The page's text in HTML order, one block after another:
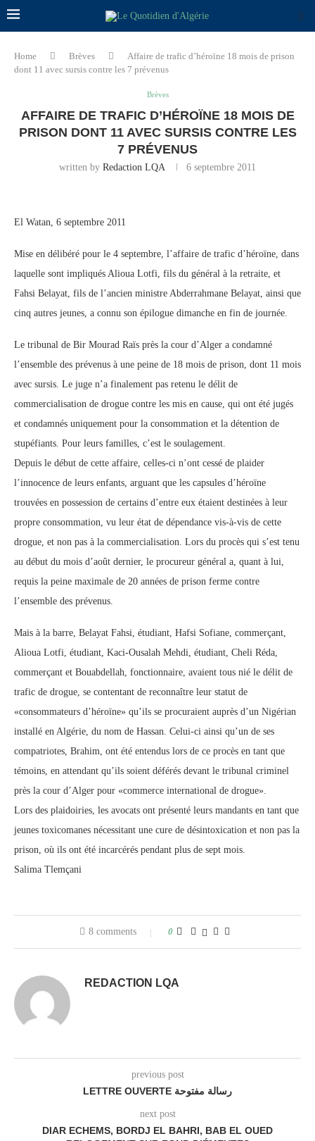
Home Brèves
Affaire de trafic d’héroïne 18 mois de prison
dont 11 avec sursis contre les 7 prévenus
Brèves
AFFAIRE DE TRAFIC D’HÉROÏNE 18 MOIS DE
PRISON DONT 11 AVEC SURSIS CONTRE LES
7 PRÉVENUS
written by Redaction LQA 6 septembre 2011
El Watan, 6 septembre 2011
Mise en délibéré pour le 4 septembre, l’affaire de trafic d’héroïne, dans
laquelle sont impliqués Alioua Lotfi, fils du général à la retraite, et
Fahsi Belayat, fils de l’ancien ministre Abderrahmane Belayat, ainsi que
cinq autres jeunes, a connu son épilogue dimanche en fin de journée.
Le tribunal de Bir Mourad Raïs près la cour d’Alger a condamné
l’ensemble des prévenus à une peine de 18 mois de prison, dont 11 mois
avec sursis. Le juge n’a finalement pas retenu le délit de
commercialisation de drogue contre les mis en cause, qui ont été jugés
et condamnés uniquement pour la consommation et la détention de
stupéfiants. Pour leurs familles, c’est le soulagement.
Depuis le début de cette affaire, celles-ci n’ont cessé de plaider
l’innocence de leurs enfants, arguant que les capsules d’héroïne
trouvées en possession de certains d’entre eux étaient destinées à leur
propre consommation, vu leur état de dépendance vis-à-vis de cette
drogue, et non pas à la commercialisation. Lors du procès qui s’est tenu
au début du mois d’août dernier, le procureur général a, quant à lui,
requis la peine maximale de 20 années de prison ferme contre
l’ensemble des prévenus.
Mais à la barre, Belayat Fahsi, étudiant, Hafsi Sofiane, commerçant,
Alioua Lotfi, étudiant, Kaci-Ousalah Mehdi, étudiant, Cheli Réda,
commerçant et Bouabdellah, fonctionnaire, avaient tous nié le délit de
trafic de drogue, se contentant de reconnaître leur statut de
«consommateurs d’héroïne» qu’ils se procuraient auprès d’un Nigérian
installé en Algérie, du nom de Hassan. Celui-ci ainsi qu’un de ses
compatriotes, Brahim, ont été entendus lors de ce procès en tant que
témoins, en attendant qu’ils soient déférés devant le tribunal criminel
près la cour d’Alger pour «commerce international de drogue».
Lors des plaidoiries, les avocats ont présenté leurs mandants en tant que
jeunes toxicomanes nécessitant une cure de désintoxication et non pas la
prison, où ils ont été incarcérés pendant plus de sept mois.
Salima Tlemçani
8 comments 0
REDACTION LQA
previous post
LETTRE OUVERTE رسالة مفتوحة
next post
DIAR ECHEMS, BORDJ EL BAHRI, BAB EL OUED